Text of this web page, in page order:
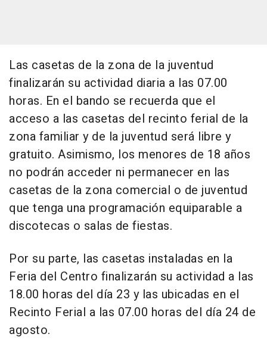
Las casetas de la zona de la juventud
finalizarán su actividad diaria a las 07.00
horas. En el bando se recuerda que el
acceso a las casetas del recinto ferial de la
zona familiar y de la juventud será libre y
gratuito. Asimismo, los menores de 18 años
no podrán acceder ni permanecer en las
casetas de la zona comercial o de juventud
que tenga una programación equiparable a
discotecas o salas de fiestas.
Por su parte, las casetas instaladas en la
Feria del Centro finalizarán su actividad a las
18.00 horas del día 23 y las ubicadas en el
Recinto Ferial a las 07.00 horas del día 24 de
agosto.